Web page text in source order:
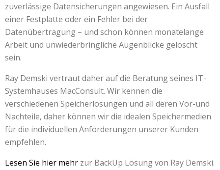
zuverlässige Datensicherungen angewiesen. Ein Ausfall
einer Festplatte oder ein Fehler bei der
Datenübertragung – und schon können monatelange
Arbeit und unwiederbringliche Augenblicke gelöscht
sein.
Ray Demski vertraut daher auf die Beratung seines IT-
Systemhauses MacConsult. Wir kennen die
verschiedenen Speicherlösungen und all deren Vor-und
Nachteile, daher können wir die idealen Speichermedien
für die individuellen Anforderungen unserer Kunden
empfehlen.
Lesen Sie hier mehr zur BackUp Lösung von Ray Demski.